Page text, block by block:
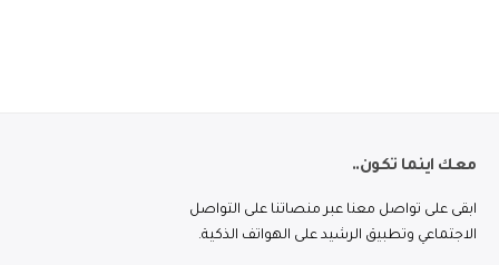
معك اينما تكون..
ابقى على تواصل معنا عبر منصاتنا على التواصل
الاجتماعي وتطبيق الرشيد على الهواتف الذكية.